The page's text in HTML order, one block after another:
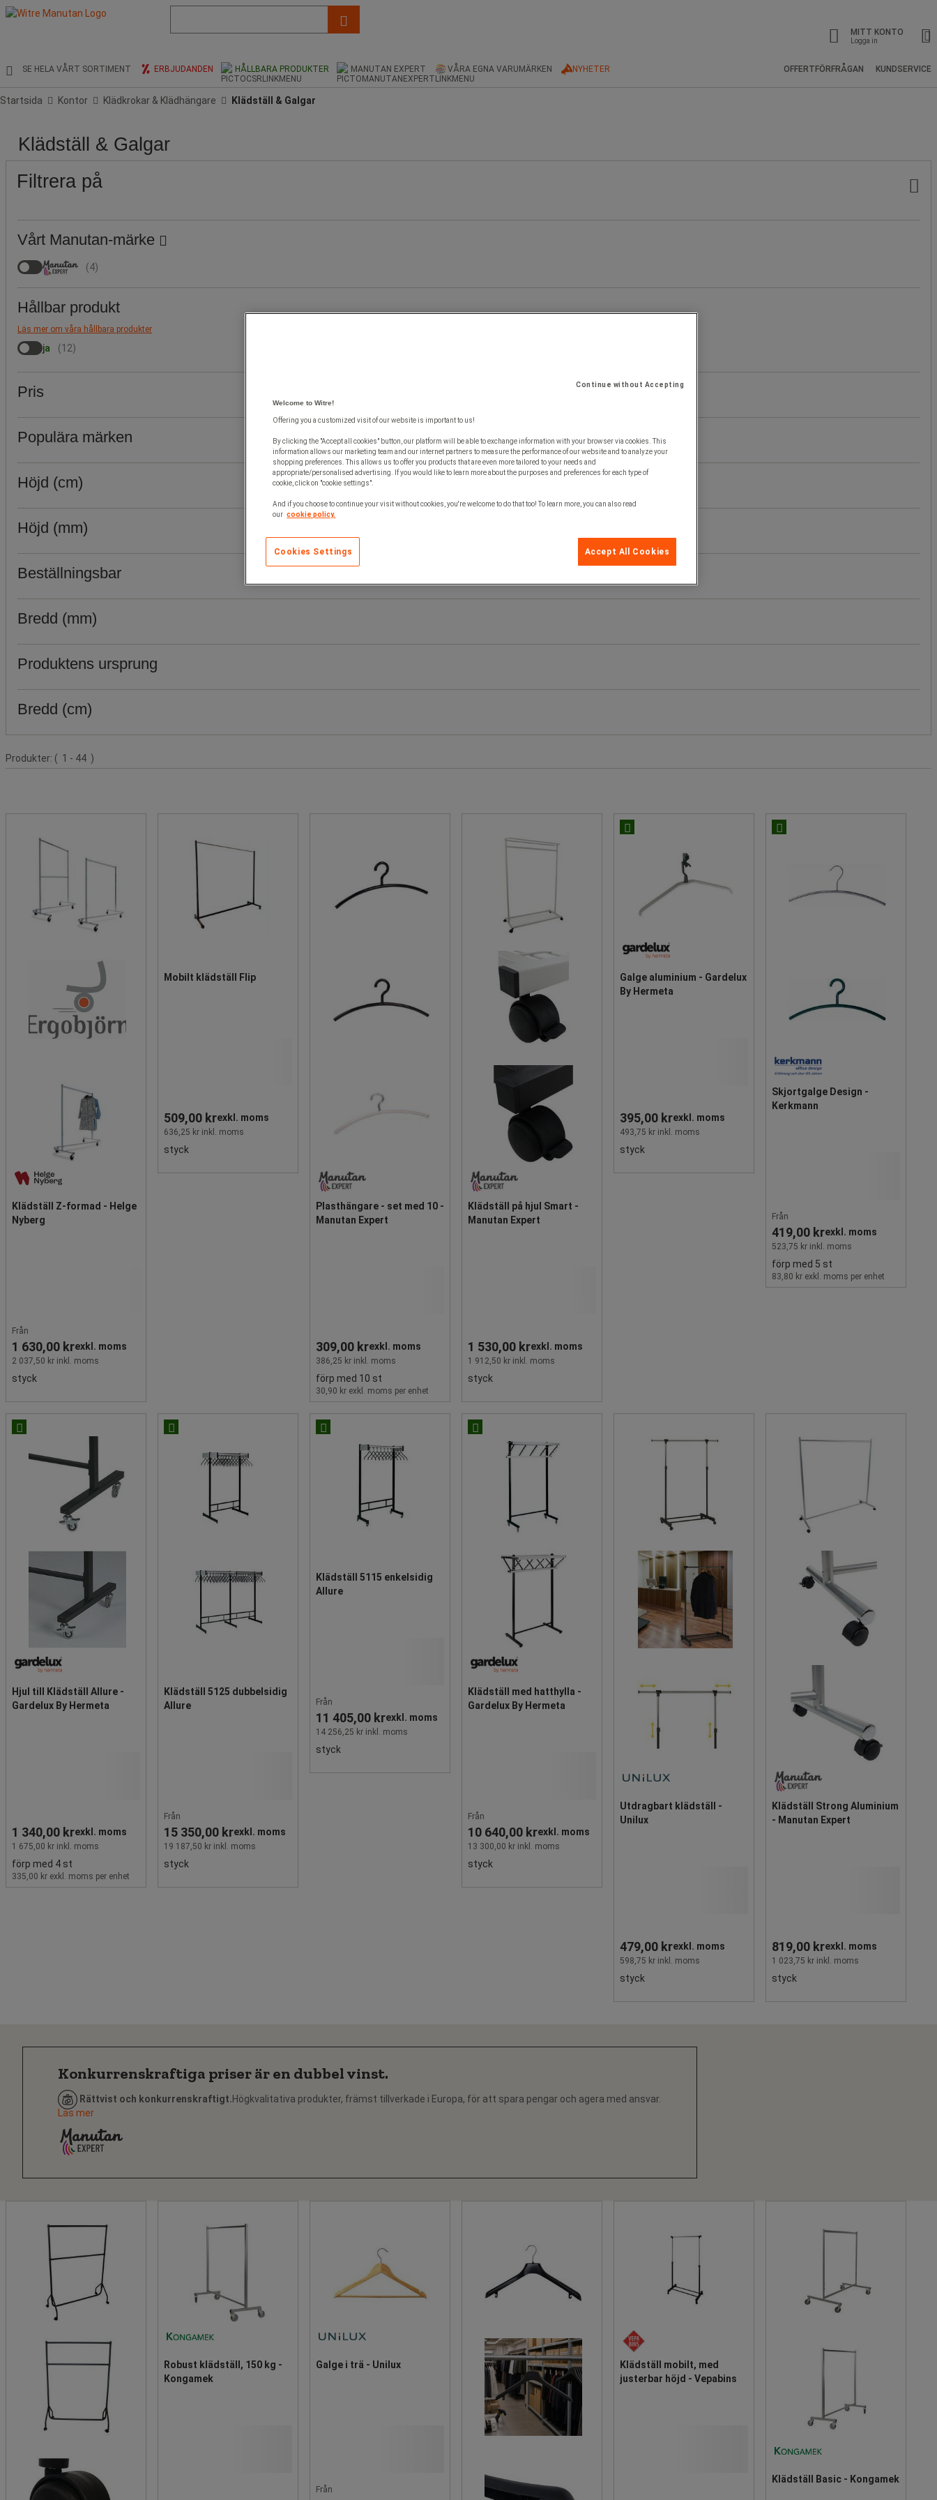
och
MITT KONTO
Logga in
SE HELA VÅRT SORTIMENT ERBJUDANDEN HÅLLBARA PRODUKTER MANUTAN EXPERT VÅRA EGNA VARUMÄRKEN NYHETER OFFERTFÖRFRÅGAN KUNDSERVICE
Startsida Kontor Klädkrokar & Klädhängare Klädställ & Galgar
Klädställ & Galgar
Filtrera på
Vårt Manutan-märke
(4)
Hållbar produkt
Läs mer om våra hållbara produkter
ja (12)
Pris
Pris
Populära
Populära märken
Höjd
Höjd (cm)
Höjd
Höjd (mm)
Stock
Beställningsbar
Bredd
Bredd (mm)
Produktens
Produktens ursprung
Bredd
Bredd (cm)
Produktlista
Produkter: ( 1 - 44 )
Klädställ Z-formad - Helge
Nyberg
Från
1 630,00 krexkl. moms
2 037,50 kr inkl. moms
styck
Mobilt klädställ Flip
509,00 krexkl. moms
636,25 kr inkl. moms
styck
Plasthängare - set med 10 -
Manutan Expert
309,00 krexkl. moms
386,25 kr inkl. moms
förp med 10 st
30,90 kr exkl. moms per enhet
Klädställ på hjul Smart -
Manutan Expert
1 530,00 krexkl. moms
1 912,50 kr inkl. moms
styck
Galge aluminium - Gardelux
By Hermeta
395,00 krexkl. moms
493,75 kr inkl. moms
styck
Skjortgalge Design -
Kerkmann
Från
419,00 krexkl. moms
523,75 kr inkl. moms
förp med 5 st
83,80 kr exkl. moms per enhet
Hjul till Klädställ Allure -
Gardelux By Hermeta
1 340,00 krexkl. moms
1 675,00 kr inkl. moms
förp med 4 st
335,00 kr exkl. moms per enhet
Klädställ 5125 dubbelsidig
Allure
Från
15 350,00 krexkl. moms
19 187,50 kr inkl. moms
styck
Klädställ 5115 enkelsidig
Allure
Från
11 405,00 krexkl. moms
14 256,25 kr inkl. moms
styck
Klädställ med hatthylla -
Gardelux By Hermeta
Från
10 640,00 krexkl. moms
13 300,00 kr inkl. moms
styck
Utdragbart klädställ -
Unilux
479,00 krexkl. moms
598,75 kr inkl. moms
styck
Klädställ Strong Aluminium
- Manutan Expert
819,00 krexkl. moms
1 023,75 kr inkl. moms
styck
Konkurrenskraftiga priser är en dubbel vinst.
Rättvist och konkurrenskraftigt.Högkvalitativa produkter, främst tillverkade i Europa, för att spara pengar och agera med ansvar.
Läs mer
Robust klädställ, 150 kg -
Kongamek
Galge i trä - Unilux
Från
Klädställ mobilt, med
justerbar höjd - Vepabins
Klädställ Basic - Kongamek
Continue without Accepting
Welcome to Witre!
Offering you a customized visit of our website is important to us!
By clicking the "Accept all cookies" button, our platform will be able to exchange information with your browser via cookies. This
information allows our marketing team and our internet partners to measure the performance of our website and to analyze your
shopping preferences. This allows us to offer you products that are even more tailored to your needs and
appropriate/personalised advertising. If you would like to learn more about the purposes and preferences for each type of
cookie, click on "cookie settings".
And if you choose to continue your visit without cookies, you're welcome to do that too! To learn more, you can also read
our cookie policy.
Accept All Cookies
Cookies Settings